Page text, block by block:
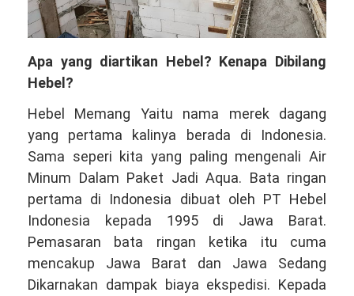
Apa yang diartikan Hebel? Kenapa Dibilang
Hebel?
Hebel Memang Yaitu nama merek dagang
yang pertama kalinya berada di Indonesia.
Sama seperi kita yang paling mengenali Air
Minum Dalam Paket Jadi Aqua. Bata ringan
pertama di Indonesia dibuat oleh PT Hebel
Indonesia kepada 1995 di Jawa Barat.
Pemasaran bata ringan ketika itu cuma
mencakup Jawa Barat dan Jawa Sedang
Dikarnakan dampak biaya ekspedisi. Kepada